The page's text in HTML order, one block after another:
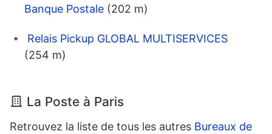
Banque Postale (202 m)
Relais Pickup GLOBAL MULTISERVICES
(254 m)
La Poste à Paris
Retrouvez la liste de tous les autres Bureaux de